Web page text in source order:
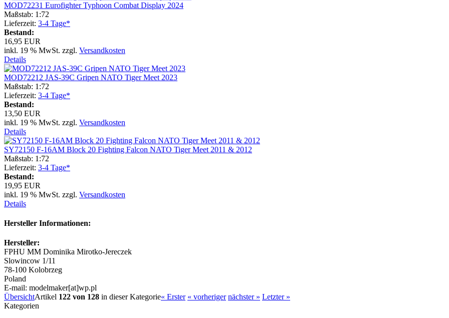
MOD72231 Eurofighter Typhoon Combat Display 2024
Maßstab: 1:72
Lieferzeit: 3-4 Tage*
Bestand:
16,95 EUR
inkl. 19 % MwSt. zzgl. Versandkosten
Details
MOD72212 JAS-39C Gripen NATO Tiger Meet 2023
Maßstab: 1:72
Lieferzeit: 3-4 Tage*
Bestand:
13,50 EUR
inkl. 19 % MwSt. zzgl. Versandkosten
Details
SY72150 F-16AM Block 20 Fighting Falcon NATO Tiger Meet 2011 & 2012
Maßstab: 1:72
Lieferzeit: 3-4 Tage*
Bestand:
19,95 EUR
inkl. 19 % MwSt. zzgl. Versandkosten
Details
Hersteller Informationen:
Hersteller:
FPHU MM Dominika Mirotko-Jereczek
Slowincow 1/11
78-100 Kolobrzeg
Poland
E-mail: modelmaker[at]wp.pl
ÜbersichtArtikel 122 von 128 in dieser Kategorie« Erster « vorheriger nächster » Letzter »
Kategorien